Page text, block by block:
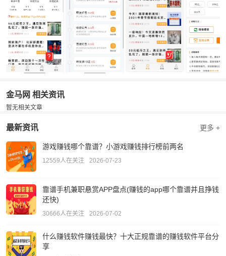
金马网 相关资讯
暂无相关文章
最新资讯 更多 +
游戏赚钱哪个靠谱？小游戏赚钱排行榜前两名
12559人在关注 2026-07-23
靠谱手机兼职悬赏APP盘点(赚钱的app哪个靠谱并且挣钱
还快)
30666人在关注 2026-07-02
什么赚钱软件赚钱最快？十大正规靠谱的赚钱软件平台分
享